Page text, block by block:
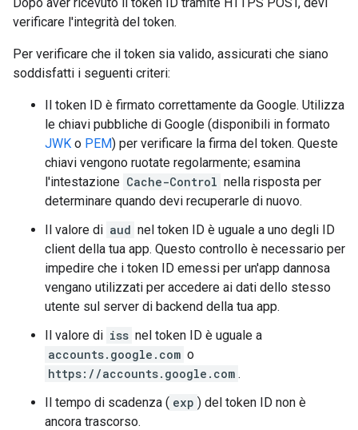
verificare l'integrità del token.
Per verificare che il token sia valido, assicurati che siano
soddisfatti i seguenti criteri:
Il token ID è firmato correttamente da Google. Utilizza
le chiavi pubbliche di Google (disponibili in formato
JWK o PEM) per verificare la firma del token. Queste
chiavi vengono ruotate regolarmente; esamina
l'intestazione Cache-Control nella risposta per
determinare quando devi recuperarle di nuovo.
Il valore di aud nel token ID è uguale a uno degli ID
client della tua app. Questo controllo è necessario per
impedire che i token ID emessi per un'app dannosa
vengano utilizzati per accedere ai dati dello stesso
utente sul server di backend della tua app.
Il valore di iss nel token ID è uguale a
accounts.google.com o
https://accounts.google.com .
Il tempo di scadenza ( exp ) del token ID non è
ancora trascorso.